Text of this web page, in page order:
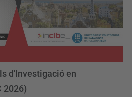
d'Investigació en
2026)